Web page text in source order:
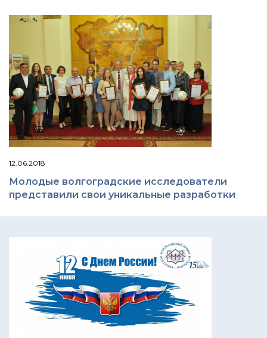
12.06.2018
Молодые волгоградские исследователи
представили свои уникальные разработки